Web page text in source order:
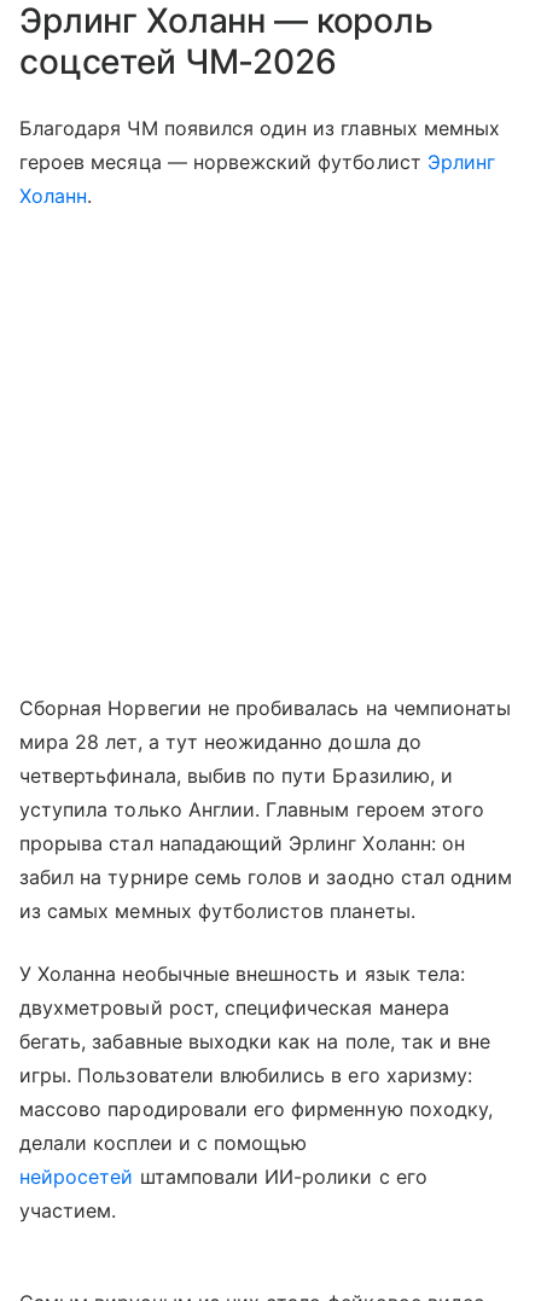
Эрлинг Холанн — король
соцсетей ЧМ-2026
Благодаря ЧМ появился один из главных мемных
героев месяца — норвежский футболист Эрлинг
Холанн.
Сборная Норвегии не пробивалась на чемпионаты
мира 28 лет, а тут неожиданно дошла до
четвертьфинала, выбив по пути Бразилию, и
уступила только Англии. Главным героем этого
прорыва стал нападающий Эрлинг Холанн: он
забил на турнире семь голов и заодно стал одним
из самых мемных футболистов планеты.
У Холанна необычные внешность и язык тела:
двухметровый рост, специфическая манера
бегать, забавные выходки как на поле, так и вне
игры. Пользователи влюбились в его харизму:
массово пародировали его фирменную походку,
делали косплеи и с помощью
нейросетей штамповали ИИ-ролики с его
участием.